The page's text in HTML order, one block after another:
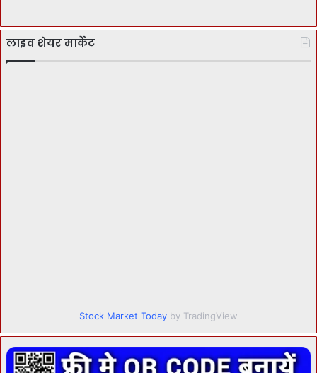
लाइव शेयर मार्केट
Stock Market Today by TradingView